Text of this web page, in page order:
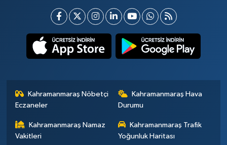
Kahramanmaraş Nöbetçi
Eczaneler
Kahramanmaraş Hava
Durumu
Kahramanmaraş Namaz
Vakitleri
Kahramanmaraş Trafik
Yoğunluk Haritası